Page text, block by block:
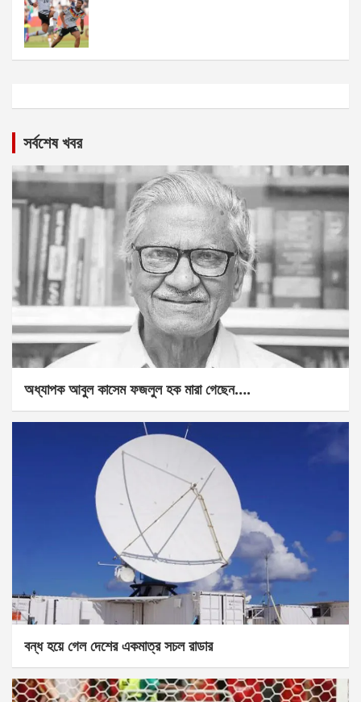
সর্বশেষ খবর
অধ্যাপক আবুল কাসেম ফজলুল হক মারা গেছেন….
বন্ধ হয়ে গেল দেশের একমাত্র সচল রাডার